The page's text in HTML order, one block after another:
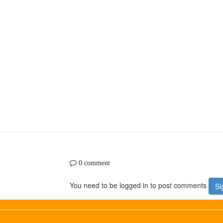
0 comment
You need to be logged in to post comments